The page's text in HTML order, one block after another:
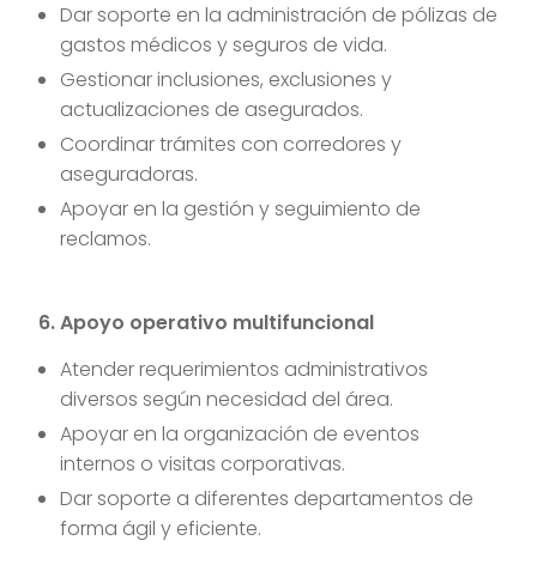
Dar soporte en la administración de pólizas de
gastos médicos y seguros de vida.
Gestionar inclusiones, exclusiones y
actualizaciones de asegurados.
Coordinar trámites con corredores y
aseguradoras.
Apoyar en la gestión y seguimiento de
reclamos.
6. Apoyo operativo multifuncional
Atender requerimientos administrativos
diversos según necesidad del área.
Apoyar en la organización de eventos
internos o visitas corporativas.
Dar soporte a diferentes departamentos de
forma ágil y eficiente.